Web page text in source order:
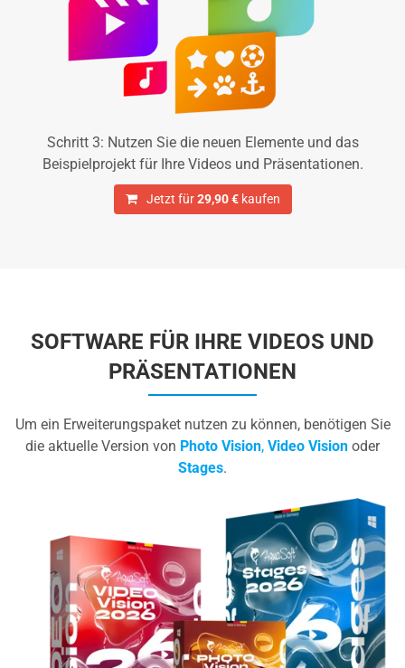
Schritt 3: Nutzen Sie die neuen Elemente und das
Beispielprojekt für Ihre Videos und Präsentationen.
Jetzt für29,90 €kaufen
SOFTWARE FÜR IHRE VIDEOS UND
PRÄSENTATIONEN
Um ein Erweiterungspaket nutzen zu können, benötigen Sie
die aktuelle Version von Photo Vision, Video Vision oder
Stages.